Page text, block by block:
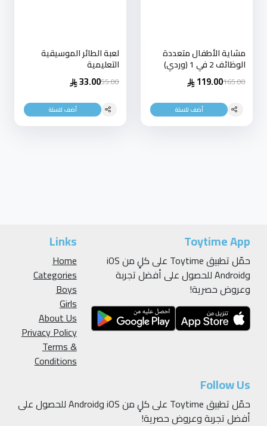
مشاية الأطفال متعددة
الوظائف 2 في 1 (وردي)
165.00
119.00
أضف للسلة
لعبة الطائر الموسيقية
التعليمية
55.00
33.00
أضف للسلة
Toytime App
حمّل تطبيق Toytime على كلٍ من iOS
وAndroid للحصول على أفضل تجربة
وعروض حصرية!
Links
Home
Categories
Boys
Girls
About Us
Privacy Policy
Terms &
Conditions
Follow Us
حمّل تطبيق Toytime على كلٍ من iOS وAndroid للحصول على
أفضل تجربة وعروض حصرية!